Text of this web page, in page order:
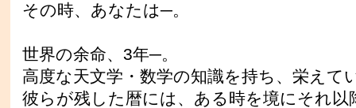
その時、あなたは─。
世界の余命、3年─。
高度な天文学・数学の知識を持ち、栄えて
彼らが残した暦には、ある時を境にそれ以